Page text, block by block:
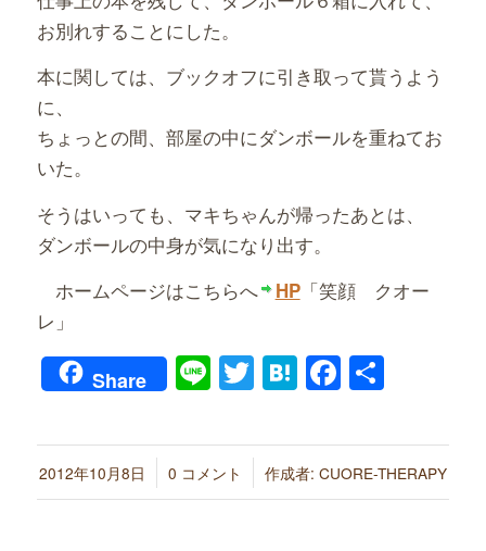
お別れすることにした。
本に関しては、ブックオフに引き取って貰うよう
に、
ちょっとの間、部屋の中にダンボールを重ねてお
いた。
そうはいっても、マキちゃんが帰ったあとは、
ダンボールの中身が気になり出す。
ホームページはこちらへ
HP「笑顔 クオー
レ」
Share LineTwitter
Hatena共
2012年10月8日
/ 0 コメント
/ 作成者: CUORE-THERAPY